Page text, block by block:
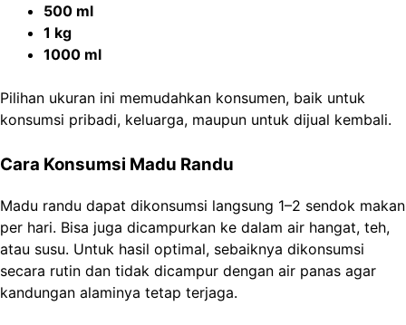
500 ml
1 kg
1000 ml
Pilihan ukuran ini memudahkan konsumen, baik untuk
konsumsi pribadi, keluarga, maupun untuk dijual kembali.
Cara Konsumsi Madu Randu
Madu randu dapat dikonsumsi langsung 1–2 sendok makan
per hari. Bisa juga dicampurkan ke dalam air hangat, teh,
atau susu. Untuk hasil optimal, sebaiknya dikonsumsi
secara rutin dan tidak dicampur dengan air panas agar
kandungan alaminya tetap terjaga.